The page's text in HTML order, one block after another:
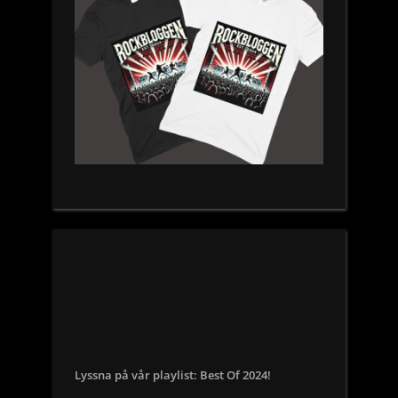
Lyssna på vår playlist: Best Of 2024!